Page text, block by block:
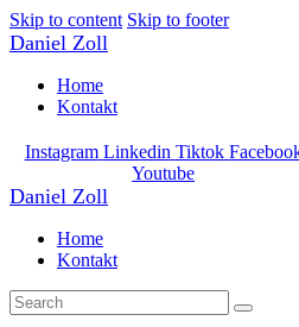
Skip to content Skip to footer
Daniel Zoll
Home
Kontakt
Instagram Linkedin Tiktok
Youtube
Daniel Zoll
Home
Kontakt